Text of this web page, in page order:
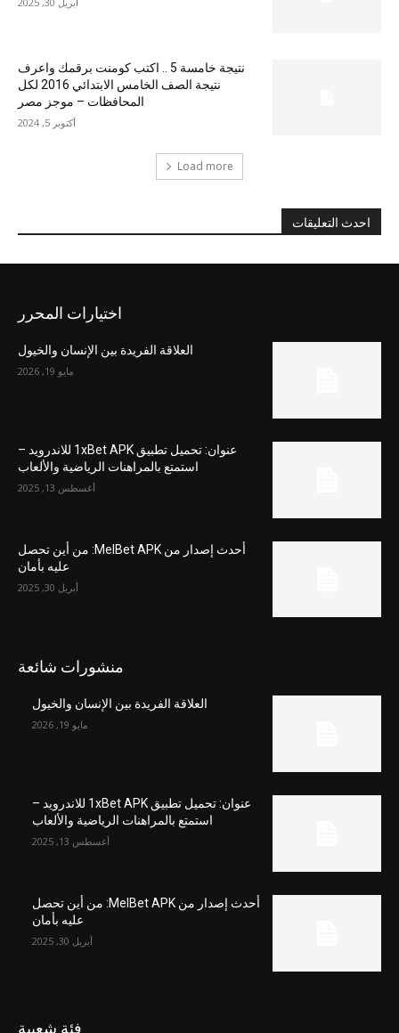
نتيجة خامسة 5 .. اكتب كومنت برقمك واعرف
نتيجة الصف الخامس الابتدائي 2016 لكل
المحافظات – موجز مصر
أكتوبر 5, 2024
Load more
احدث التعليقات
اختيارات المحرر
العلاقة الفريدة بين الإنسان والخيول
مايو 19, 2026
عنوان: تحميل تطبيق 1xBet APK للاندرويد –
استمتع بالمراهنات الرياضية والألعاب
أغسطس 13, 2025
أحدث إصدار من MelBet APK: من أين تحصل
عليه بأمان
أبريل 30, 2025
منشورات شائعة
العلاقة الفريدة بين الإنسان والخيول
مايو 19, 2026
عنوان: تحميل تطبيق 1xBet APK للاندرويد –
استمتع بالمراهنات الرياضية والألعاب
أغسطس 13, 2025
أحدث إصدار من MelBet APK: من أين تحصل
عليه بأمان
أبريل 30, 2025
فئة شعبية